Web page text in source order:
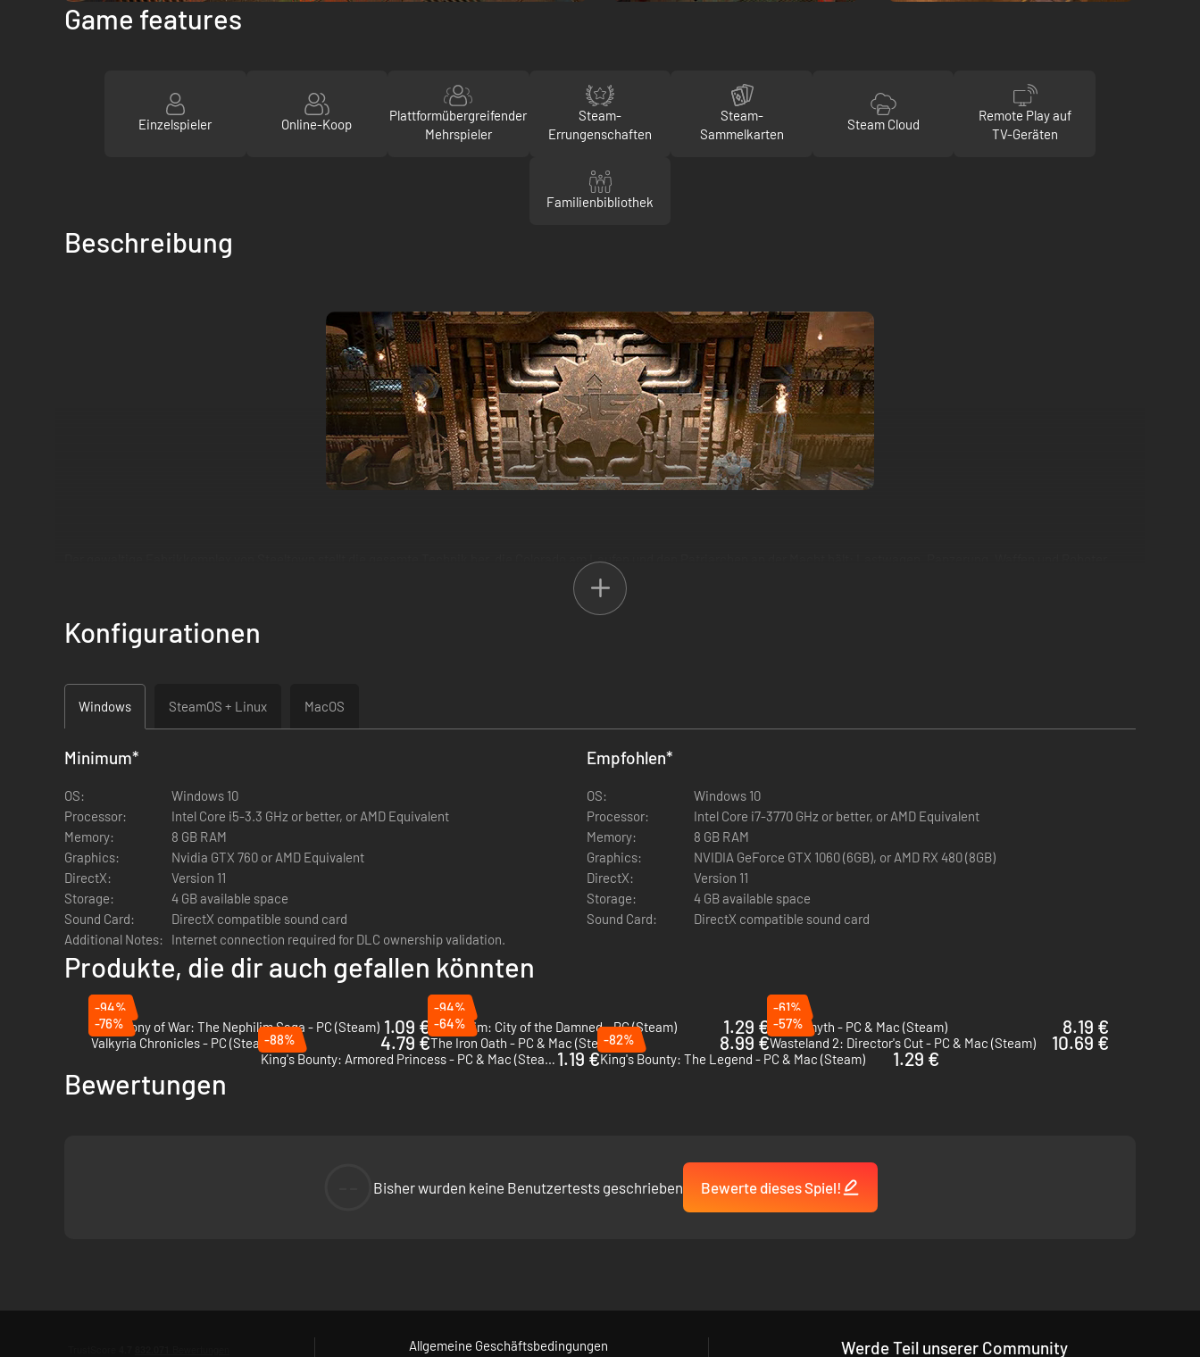
Game features
Einzelspieler Online-Koop
Plattformübergreifender
Mehrspieler
Steam-
Errungenschaften
Steam-
Sammelkarten
Steam Cloud
Remote Play auf
TV-Geräten
Familienbibliothek
Beschreibung
Der gewaltige Fabrikkomplex von Steeltown stellt die gesamte Technik her, die Colorado am Laufen und den Patriarchen an der Macht hält: Lastwagen, Panzerung, Waffen und Roboter.
Aber die Lieferungen aus Steeltown sind ins Stocken geraten, und alles, was der Patriarch von Abigail Markham, dem Oberhaupt von Steeltown, erhält, sind Ausreden. Als er die Ranger
schickt, um die Lage zu untersuchen, stellt sich heraus, dass der Ort einem Pulverfass ähnelt, dessen Lunte bereits brennt. Die Arbeiter streiken, Banditen plündern ungestraft, und niemand
darf durch die Tore, nicht einmal im Auftrag des Patriarchen. Ohne Hilfe könnte Steeltown in Flammen aufgehen und Markham mit sich reißen – aber vielleicht ist es genau das, was es
braucht. Das werden die Ranger selbst entscheiden müssen.
Konfigurationen
Windows SteamOS + Linux MacOS
Minimum*
OS:
Windows 10
Processor:
Intel Core i5-3.3 GHz or better, or AMD Equivalent
Memory:
8 GB RAM
Graphics:
Nvidia GTX 760 or AMD Equivalent
DirectX:
Version 11
Storage:
4 GB available space
Sound Card:
DirectX compatible sound card
Additional Notes:
Internet connection required for DLC ownership validation.
Empfohlen*
OS:
Windows 10
Processor:
Intel Core i7-3770 GHz or better, or AMD Equivalent
Memory:
8 GB RAM
Graphics:
NVIDIA GeForce GTX 1060 (6GB), or AMD RX 480 (8GB)
DirectX:
Version 11
Storage:
4 GB available space
Sound Card:
DirectX compatible sound card
Produkte, die dir auch gefallen könnten
-94%
Symphony of War: The Nephilim Saga - PC (Steam) 1.09 €
-94%
Mordheim: City of the Damned - PC (Steam)
1.29 €
-61%
Wildermyth - PC & Mac (Steam)
8.19 €
-76%
Valkyria Chronicles - PC (Steam)
4.79 €
-64%
The Iron Oath - PC & Mac (Steam)
8.99 €
-57%
Wasteland 2: Director's Cut - PC & Mac (Steam)
10.69 €
-88%
King's Bounty: Armored Princess - PC & Mac (Steam) 1.19 €
-82%
King's Bounty: The Legend - PC & Mac (Steam)
1.29 €
Bewertungen
Bisher wurden keine Benutzertests geschrieben Bewerte dieses Spiel!
Allgemeine Geschäftsbedingungen
Werde Teil unserer Community